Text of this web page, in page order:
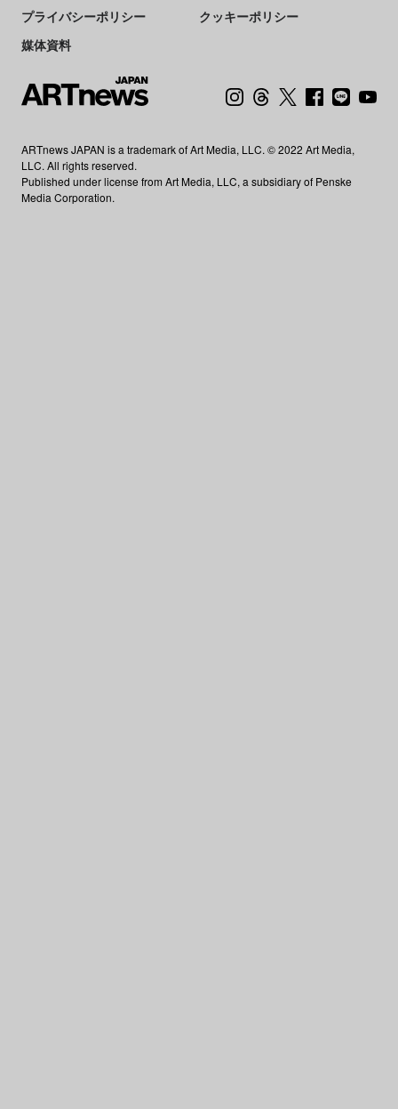
プライバシーポリシー
クッキーポリシー
媒体資料
ARTnews JAPAN is a trademark of Art Media, LLC. © 2022 Art Media,
LLC. All rights reserved.
Published under license from Art Media, LLC, a subsidiary of Penske
Media Corporation.